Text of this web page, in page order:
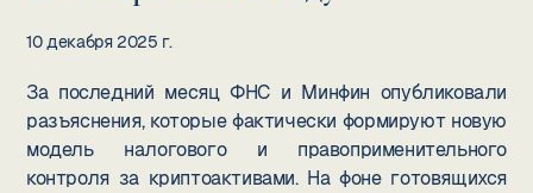
10 декабря 2025 г.
За последний месяц ФНС и Минфин опубликовали
разъяснения, которые фактически формируют новую
модель налогового и правоприменительного
контроля за криптоактивами. На фоне готовящихся